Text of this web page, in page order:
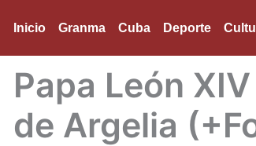
Inicio Granma Cuba Deporte
Papa León
de Argelia